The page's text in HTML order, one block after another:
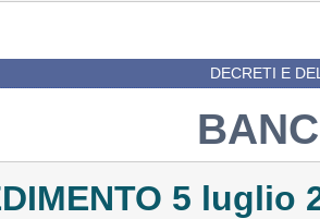
DECRETI E
5 luglio